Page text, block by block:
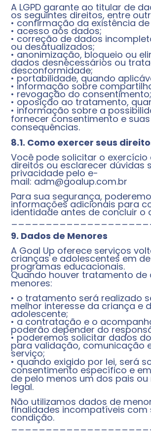
A LGPD garante ao titular de
os seguintes direitos, entre
• confirmação da existência
• acesso aos dados;
• correção de dados
ou desatualizados;
• anonimização, bloqueio ou
dados desnecessários ou
desconformidade;
• portabilidade, quando
• informação sobre
• revogação do consentimento;
• oposição ao tratamento,
• informação sobre a
fornecer consentimento e suas
consequências.
8.1. Como exercer seus
Você pode solicitar o exercício
direitos ou esclarecer dúvidas
privacidade pelo e-
mail: adm@goalup.com.br
Para sua segurança,
informações adicionais para
identidade antes de concluir o
9. Dados de Menores
A Goal Up oferece serviços
crianças e adolescentes em
programas educacionais.
Quando houver tratamento de
menores:
• o tratamento será realizado
melhor interesse da criança e
adolescente;
• a contratação e o
poderão depender do
• poderemos solicitar dados
para validação, comunicação
serviço;
• quando exigido por lei, será
consentimento específico e
de pelo menos um dos pais ou
legal.
Não utilizamos dados de
finalidades incompatíveis com
condição.